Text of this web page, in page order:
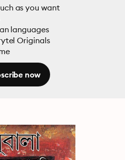
as you want
languages
Originals
now